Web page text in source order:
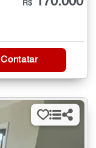
R$
Contatar